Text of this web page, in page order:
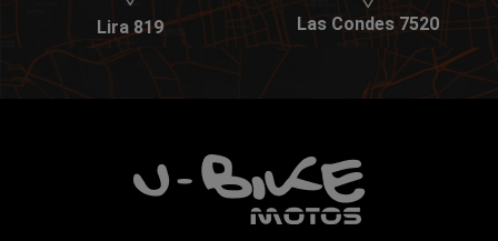
Lira 819 Las Condes 7520